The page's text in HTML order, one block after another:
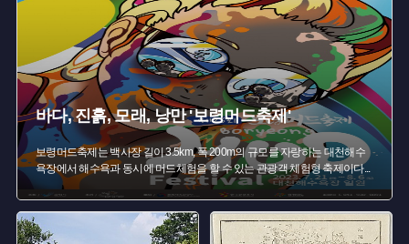
#보령 가옥 #석탄박물관
#조선시대 민가 #드라마 촬영지
바다, 진흙, 모래, 낭만 '보령머드축제'
보령머드축제는 백사장 길이 3.5km, 폭 200m의 규모를 자랑하는 대천해수
욕장에서 해수욕과 동시에 머드체험을 할 수 있는 관광객 체험형 축제이다...